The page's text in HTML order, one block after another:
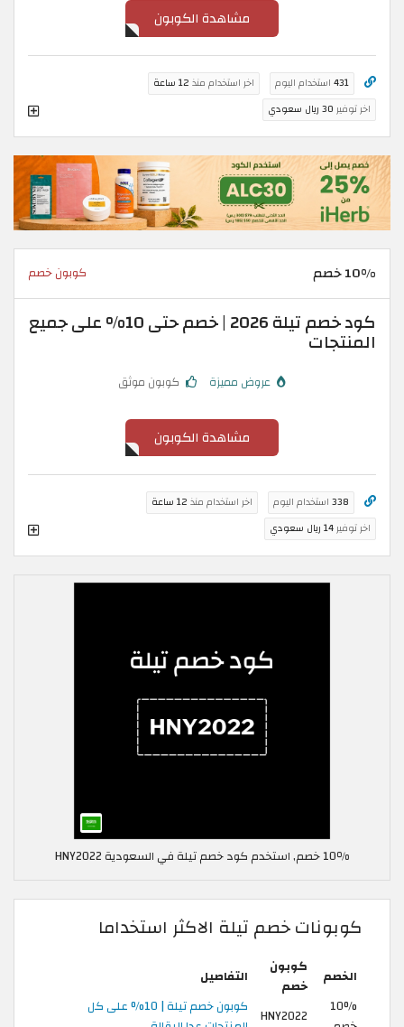
مشاهدة الكوبون
431 استخدام اليوم اخر استخدام منذ 12 ساعة
اخر توفير 30 ريال سعودي
10% خصم كوبون خصم
كود خصم تيلة 2026 | خصم حتى 10% على جميع
المنتجات
عروض مميزة كوبون موثق
مشاهدة الكوبون
338 استخدام اليوم اخر استخدام منذ 12 ساعة
اخر توفير14 ريال سعودي
10٪ خصم, استخدم كود خصم تيلة في السعودية HNY2022
كوبونات خصم تيلة الاكثر استخداما
الخصم
كوبون
خصم
التفاصيل
10%
HNY2022
كوبون خصم تيلة | 10% على كل